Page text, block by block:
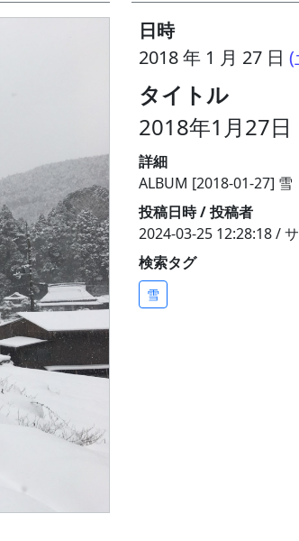
日時
2018 年 1 月 27 日 (
タイトル
2018年1月27日
詳細
ALBUM [2018-01-27] 雪
投稿日時 / 投稿者
2024-03-25 12:28:18 /
検索タグ
雪